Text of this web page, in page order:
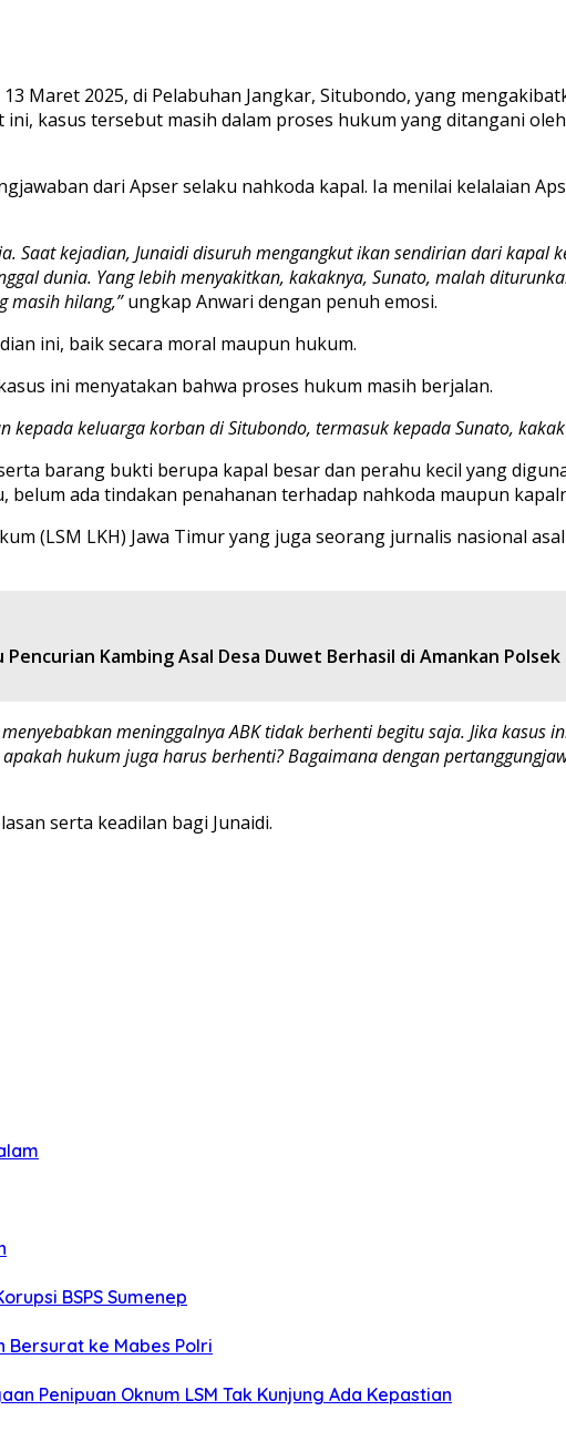
Maret 2025, di Pelabuhan Jangkar, Situbondo, yang
kasus tersebut masih dalam proses hukum yang ditangani
dari Apser selaku nahkoda kapal. Ia menilai kelalaian
Saat kejadian, Junaidi disuruh mengangkut ikan sendirian dari kapal
dunia. Yang lebih menyakitkan, kakaknya, Sunato, malah
masih hilang,”ungkap Anwari dengan penuh emosi.
ini, baik secara moral maupun hukum.
ini menyatakan bahwa proses hukum masih berjalan.
kepada keluarga korban di Situbondo, termasuk kepada Sunato,
barang bukti berupa kapal besar dan perahu kecil yang
belum ada tindakan penahanan terhadap nahkoda maupun
(LSM LKH) Jawa Timur yang juga seorang jurnalis nasional
Pencurian Kambing Asal Desa Duwet Berhasil di Amankan
meninggalnya ABK tidak berhenti begitu saja. Jika kasus
hukum juga harus berhenti? Bagaimana dengan
serta keadilan bagi Junaidi.
BSPS Sumenep
Bersurat ke Mabes Polri
Penipuan Oknum LSM Tak Kunjung Ada Kepastian